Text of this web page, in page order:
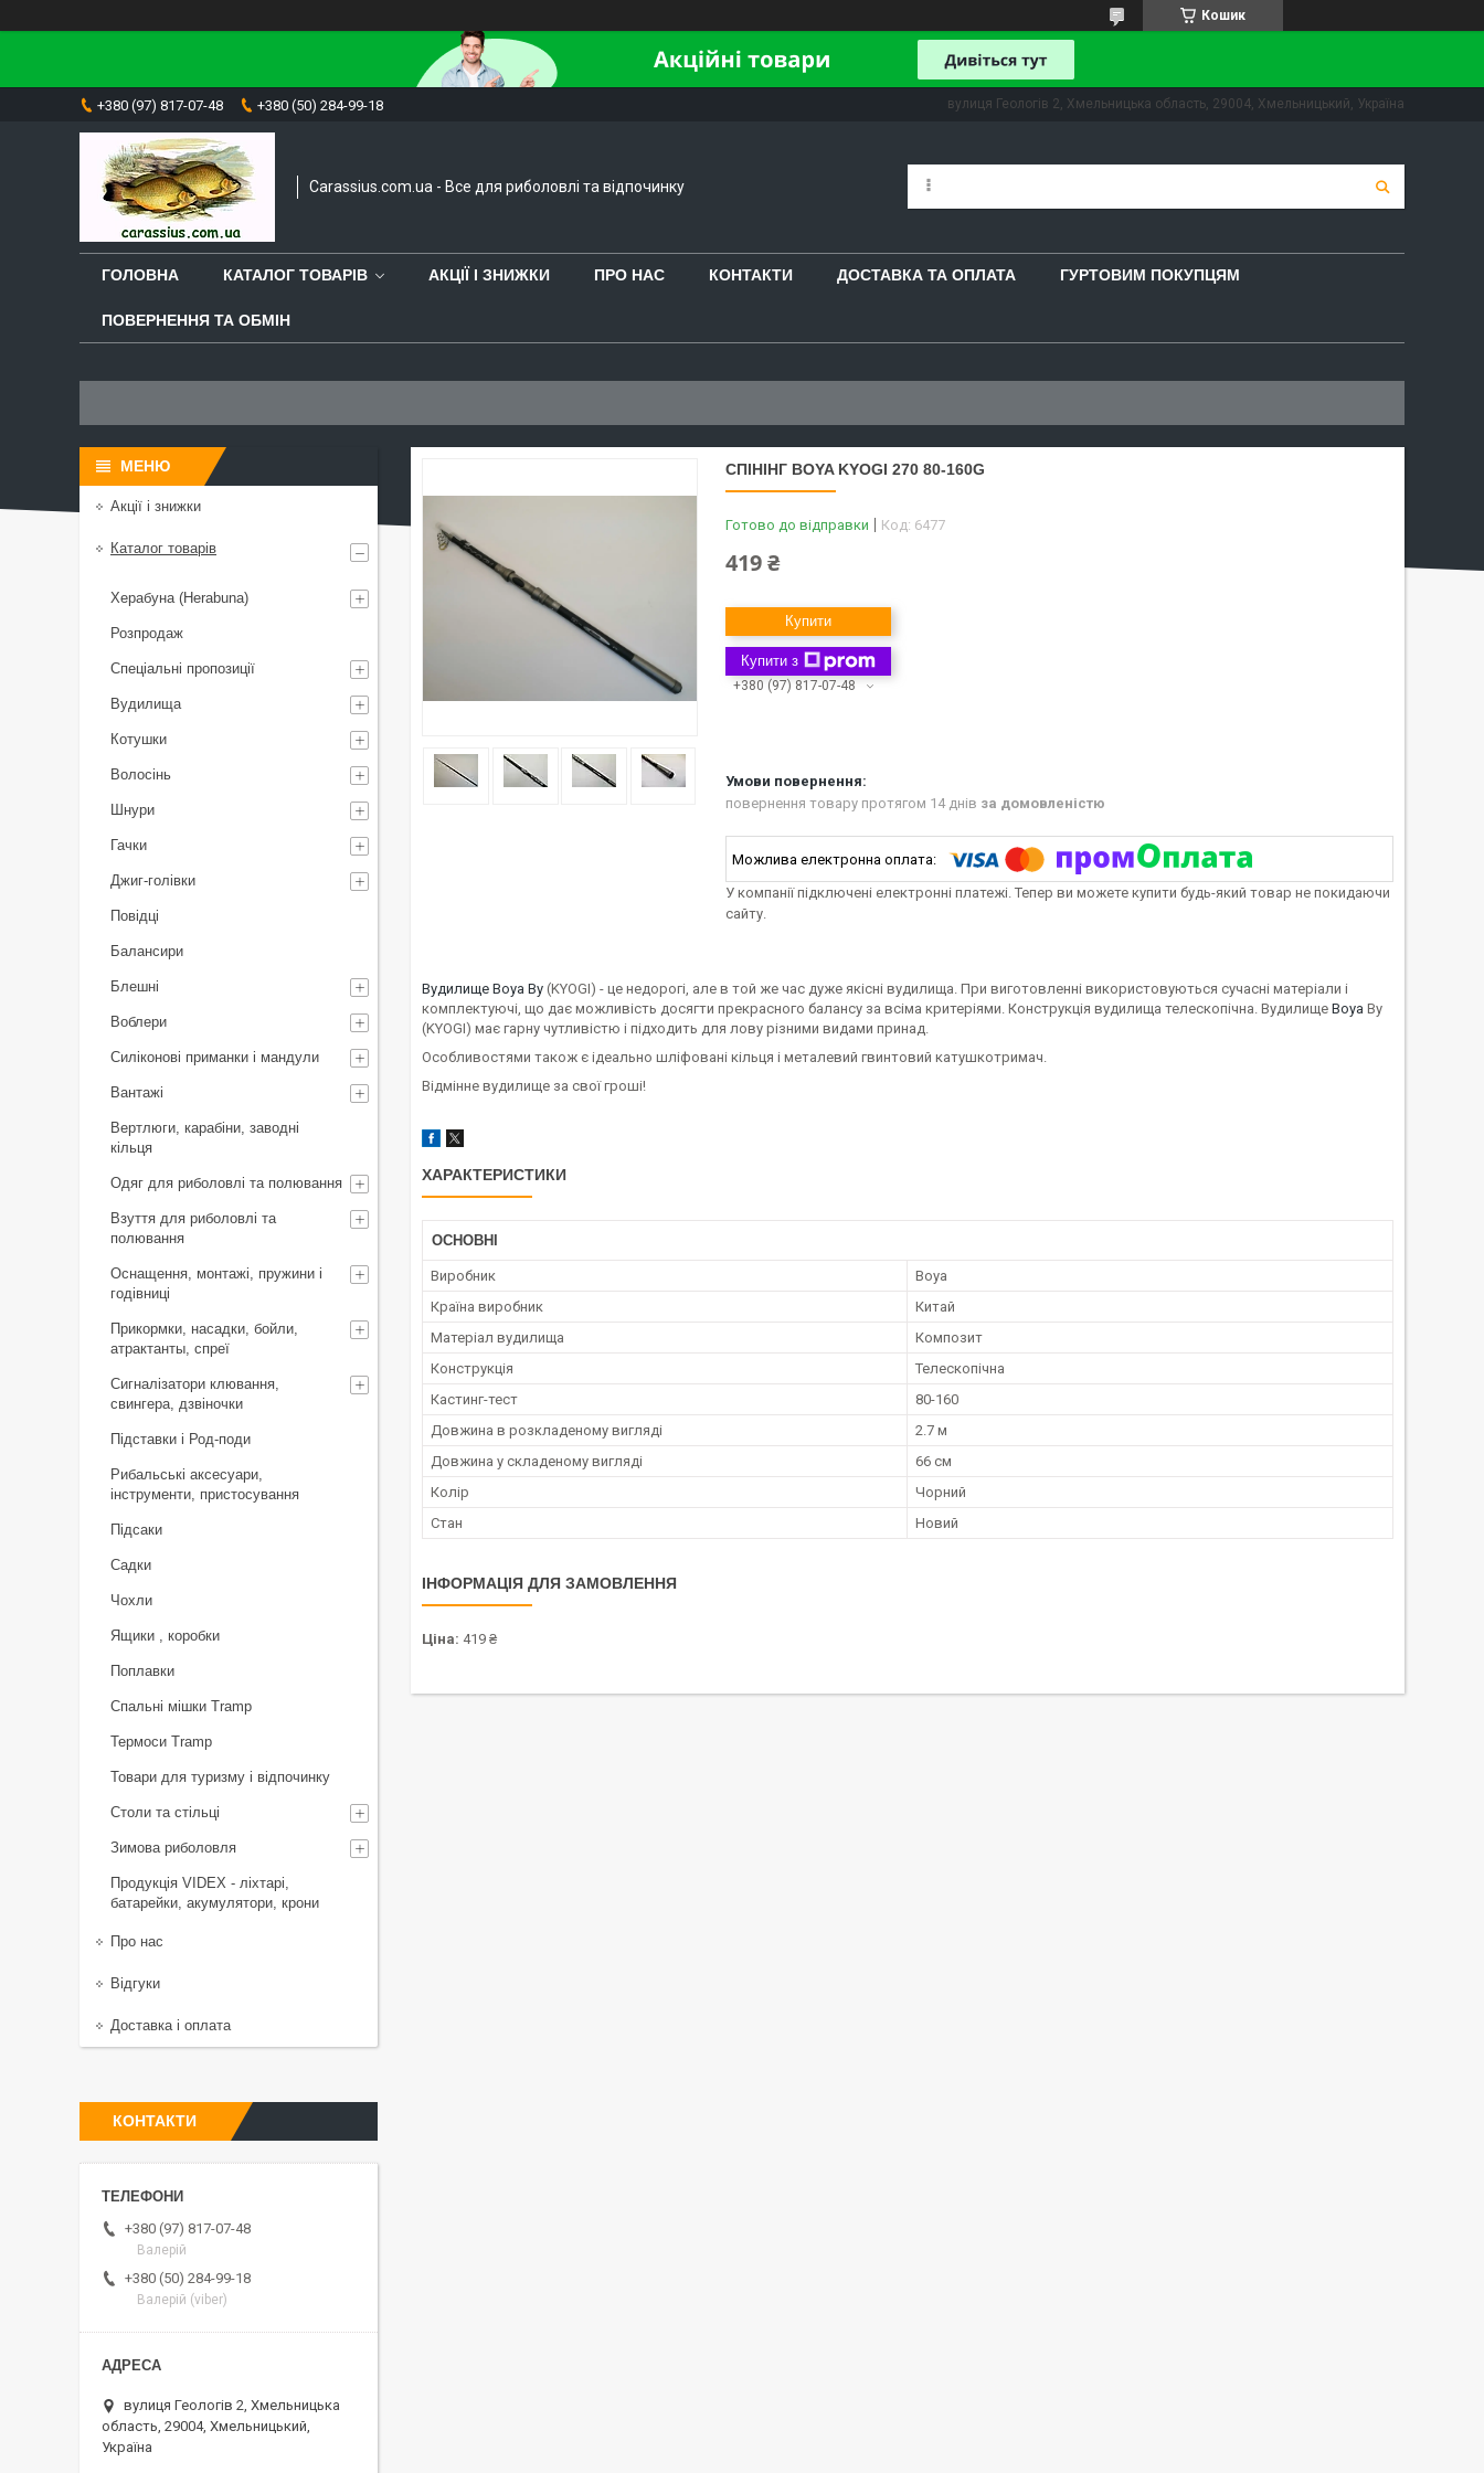
Кошик
+380 (97) 817-07-48 +380 (50) 284-99-18 вулиця Геологів 2, Хмельницька область, 29004, Хмельницький, Україна
Carassius.com.ua - Все для риболовлі та відпочинку
ГОЛОВНА КАТАЛОГ ТОВАРІВ АКЦІЇ І ЗНИЖКИ ПРО НАС КОНТАКТИ ДОСТАВКА ТА ОПЛАТА ГУРТОВИМ ПОКУПЦЯМ
ПОВЕРНЕННЯ ТА ОБМІН
СПІНІНГ BOYA KYOGI 270 80-160G
Готово до відправки Код: 6477
419 ₴
Купити
Купити з
+380 (97) 817-07-48
повернення товару протягом 14 днів за домовленістю
У компанії підключені електронні платежі. Тепер ви можете купити будь-який товар не покидаючи
сайту.
Вудилище Boya By (KYOGI) - це недорогі, але в той же час дуже якісні вудилища. При виготовленні використовуються сучасні матеріали і
комплектуючі, що дає можливість досягти прекрасного балансу за всіма критеріями. Конструкція вудилища телескопічна. Вудилище Boya By
(KYOGI) має гарну чутливістю і підходить для лову різними видами принад.
Особливостями також є ідеально шліфовані кільця і ​​металевий гвинтовий катушкотримач.
Відмінне вудилище за свої гроші!
ХАРАКТЕРИСТИКИ
ОСНОВНІ
Виробник
Boya
Країна виробник
Китай
Матеріал вудилища
Композит
Конструкція
Телескопічна
Кастинг-тест
80-160
Довжина в розкладеному вигляді
2.7 м
Довжина у складеному вигляді
66 см
Колір
Чорний
Стан
Новий
ІНФОРМАЦІЯ ДЛЯ ЗАМОВЛЕННЯ
Ціна: 419 ₴
Акції і знижки
Каталог товарів
Херабуна (Herabuna)
Розпродаж
Спеціальні пропозиції
Вудилища
Котушки
Волосінь
Шнури
Гачки
Джиг-голівки
Повідці
Балансири
Блешні
Воблери
Силіконові приманки і мандули
Вантажі
Вертлюги, карабіни, заводні
кільця
Одяг для риболовлі та полювання
Взуття для риболовлі та
полювання
Оснащення, монтажі, пружини і
годівниці
Прикормки, насадки, бойли,
атрактанты, спреї
Сигналізатори клювання,
свингера, дзвіночки
Підставки і Род-поди
Рибальські аксесуари,
інструменти, пристосування
Підсаки
Садки
Чохли
Ящики , коробки
Поплавки
Спальні мішки Tramp
Термоси Tramp
Товари для туризму і відпочинку
Столи та стільці
Зимова риболовля
Продукція VIDEX - ліхтарі,
батарейки, акумулятори, крони
Про нас
Відгуки
Доставка і оплата
КОНТАКТИ
+380 (97) 817-07-48
Валерій
+380 (50) 284-99-18
Валерій (viber)
вулиця Геологів 2, Хмельницька
область, 29004, Хмельницький,
Україна